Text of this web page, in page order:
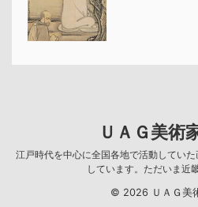
ＵＡＧ美術
江戸時代を中心に全国各地で活動してい
しています。ただいま近
© 2026 ＵＡＧ美